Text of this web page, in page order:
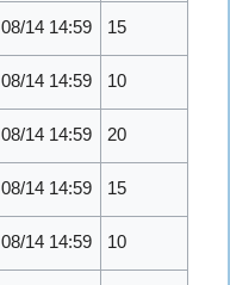
08/14 14:59 15
08/14 14:59 10
08/14 14:59 20
08/14 14:59 15
08/14 14:59 10